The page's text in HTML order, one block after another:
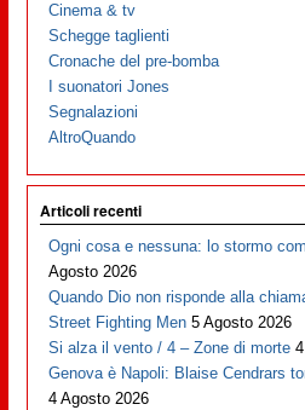
Cinema & tv
Schegge taglienti
Cronache del pre-bomba
I suonatori Jones
Segnalazioni
AltroQuando
Articoli recenti
Ogni cosa e nessuna: lo stormo
Agosto 2026
Quando Dio non risponde alla
Street Fighting Men 5 Agosto 2026
Si alza il vento / 4 – Zone di morte
Genova è Napoli: Blaise Cendrars
4 Agosto 2026